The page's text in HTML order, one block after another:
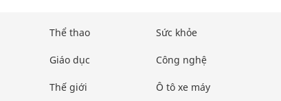
Thể thao
Giáo dục
Thế giới
Sức khỏe
Công nghệ
Ô tô xe máy